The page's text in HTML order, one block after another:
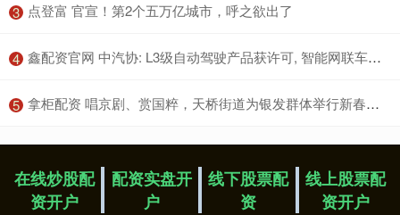
3 ​点登富 官宣！第2个五万亿城市，呼之欲出了
4 ​鑫配资官网 中汽协: L3级自动驾驶产品获许可, 智能网联车迈入量产应用新阶段
5 ​拿柜配资 唱京剧、赏国粹，天桥街道为银发群体举行新春联欢会
在线炒股配
资开户
配资实盘开
户
线下股票配
资
线上股票配
资开户